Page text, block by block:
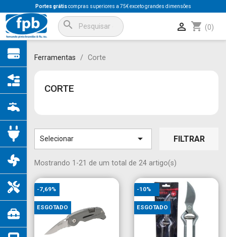
Portes grátiscompras superiores a 75€ exceto grandes dimensões
search shopping_cart (0)

Ferramentas Corte
CORTE
Selecionar  FILTRAR
Mostrando 1-21 de um total de 24 artigo(s)
-7,69%
ESGOTADO
-10%
ESGOTADO